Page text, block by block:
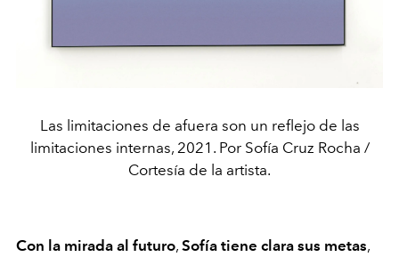
Las limitaciones de afuera son un reflejo de las
limitaciones internas, 2021. Por Sofía Cruz Rocha /
Cortesía de la artista.
Con la mirada al futuro, Sofía tiene clara sus metas,